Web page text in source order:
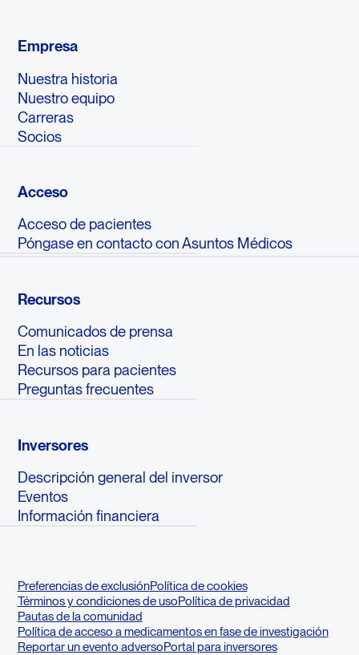
Empresa
Nuestra historia
Nuestro equipo
Carreras
Socios
Acceso
Acceso de pacientes
Póngase en contacto con Asuntos Médicos
Recursos
Comunicados de prensa
En las noticias
Recursos para pacientes
Preguntas frecuentes
Inversores
Descripción general del inversor
Eventos
Información financiera
Preferencias de exclusiónPolítica de cookies
Términos y condiciones de usoPolítica de privacidad
Pautas de la comunidad
Política de acceso a medicamentos en fase de investigación
Reportar un evento adversoPortal para inversores